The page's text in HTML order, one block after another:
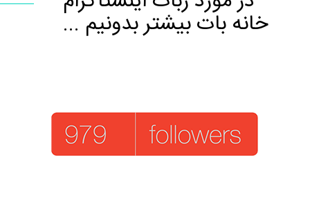
خانه بات بیشتر بدونیم ...